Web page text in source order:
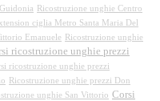
Ricostruzione unghie Centro
ciglia Metro Santa Maria Del
Emanuele
Ricostruzione unghie
ricostruzione unghie prezzi
ricostruzione unghie prezzi
Ricostruzione unghie prezzi Don
unghie San Vittorio Corsi